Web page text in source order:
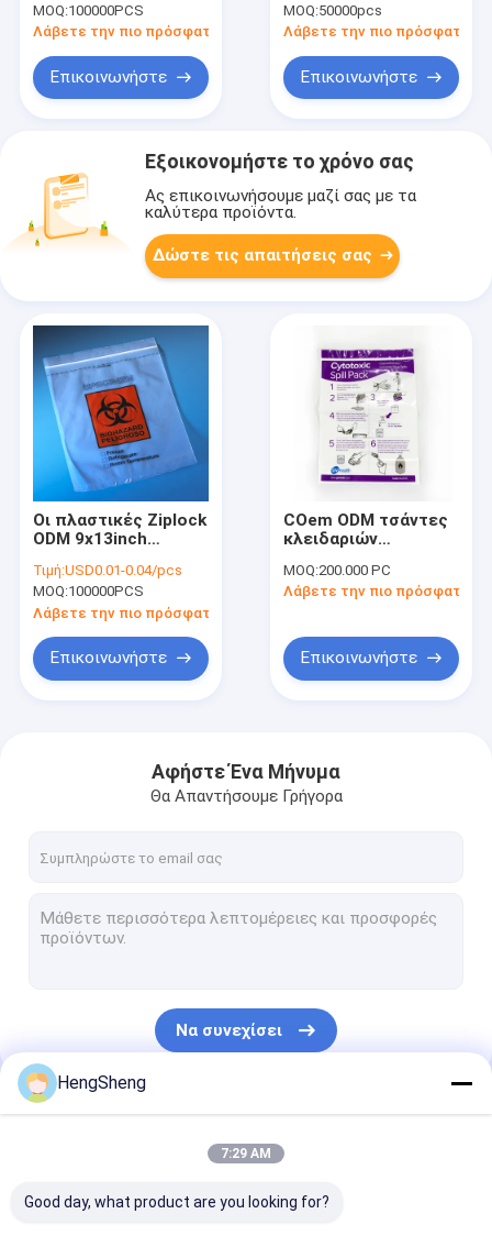
Σπίτι
Περίπου εμείς
MOQ:100000PCS
Λάβετε την πιο πρόσφατη τιμή
Επικοινωνήστε
MOQ:50000pcs
Λάβετε την πιο πρόσφατη
Επικοινωνήστε
Εξοικονομήστε το χρόνο σας
Ας επικοινωνήσουμε μαζί σας με τα
καλύτερα προϊόντα.
Δώστε τις απαιτήσεις σας
Οι πλαστικές Ziplock
ODM 9x13inch
τσάντες συγκολλούν
με θερμότητα
Τιμή:USD0.01-0.04/pcs
MOQ:100000PCS
Λάβετε την πιο πρόσφατη τιμή
Επικοινωνήστε
COem ODM τσάντες
κλειδαριών
χρησιμοποιούνται
βαρέων καθηκόντων
νοσοκομείων
MOQ:200.000 PC
Λάβετε την πιο πρόσφατη
Επικοινωνήστε
Αφήστε Ένα Μήνυμα
Θα Απαντήσουμε Γρήγορα
Να συνεχίσει
Οι Κατηγορίες Μας
HengSheng
7:29 AM
Good day, what product are you looking for?